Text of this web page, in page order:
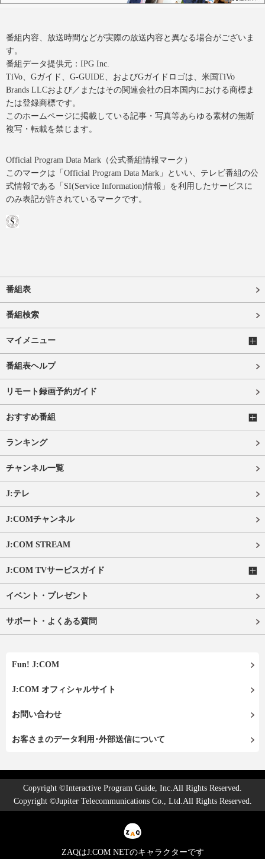
番組内容、放送時間などが実際の放送内容と異なる場合がございま
す。
番組データ提供元：IPG Inc.
TiVo、Gガイド、G-GUIDE、およびGガイドロゴは、米国TiVo
Brands LLCおよび／またはその関連会社の日本国内における商標ま
たは登録商標です。
このホームページに掲載している記事・写真等あらゆる素材の無断
複写・転載を禁じます。
Official Program Data Mark（公式番組情報マーク）
このマークは「Official Program Data Mark」といい、テレビ番組の公
式情報である「SI(Service Information)情報」を利用したサービスに
のみ表記が許されているマークです。
番組表
番組検索
マイメニュー
番組表ヘルプ
リモート録画予約ガイド
おすすめ番組
ランキング
チャンネル一覧
J:テレ
J:COMチャンネル
J:COM STREAM
J:COM TVサービスガイド
イベント・プレゼント
サポート・よくある質問
Fun! J:COM
J:COM オフィシャルサイト
お問い合わせ
お客さまのデータ利用･外部送信について
Copyright ©Interactive Program Guide, Inc.All Rights Reserved.
Copyright ©Jupiter Telecommunications Co., Ltd.All Rights Reserved.
ZAQはJ:COM NETのキャラクターです